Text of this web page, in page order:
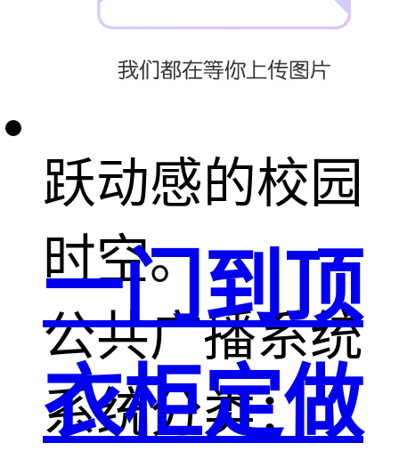
教学以及学习
跃动感的校园
时空。
公共广播系统
系统分类：
一门到顶
衣柜定做